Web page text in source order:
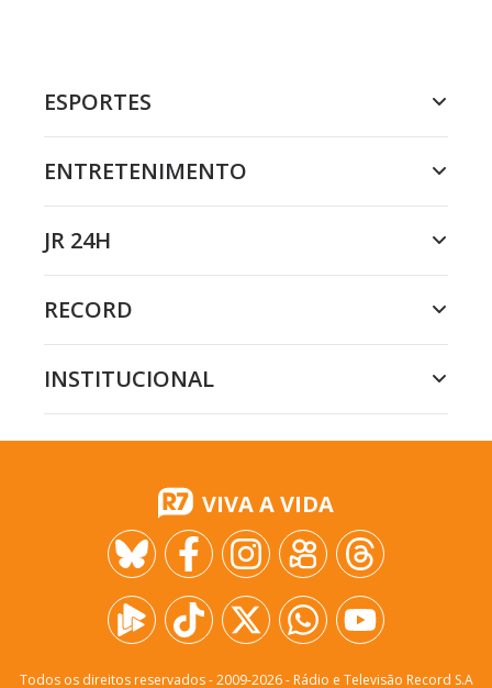
ESPORTES
ENTRETENIMENTO
JR 24H
RECORD
INSTITUCIONAL
VIVA A VIDA
Todos os direitos reservados - 2009-2026- Rádio e Televisão Record S.A